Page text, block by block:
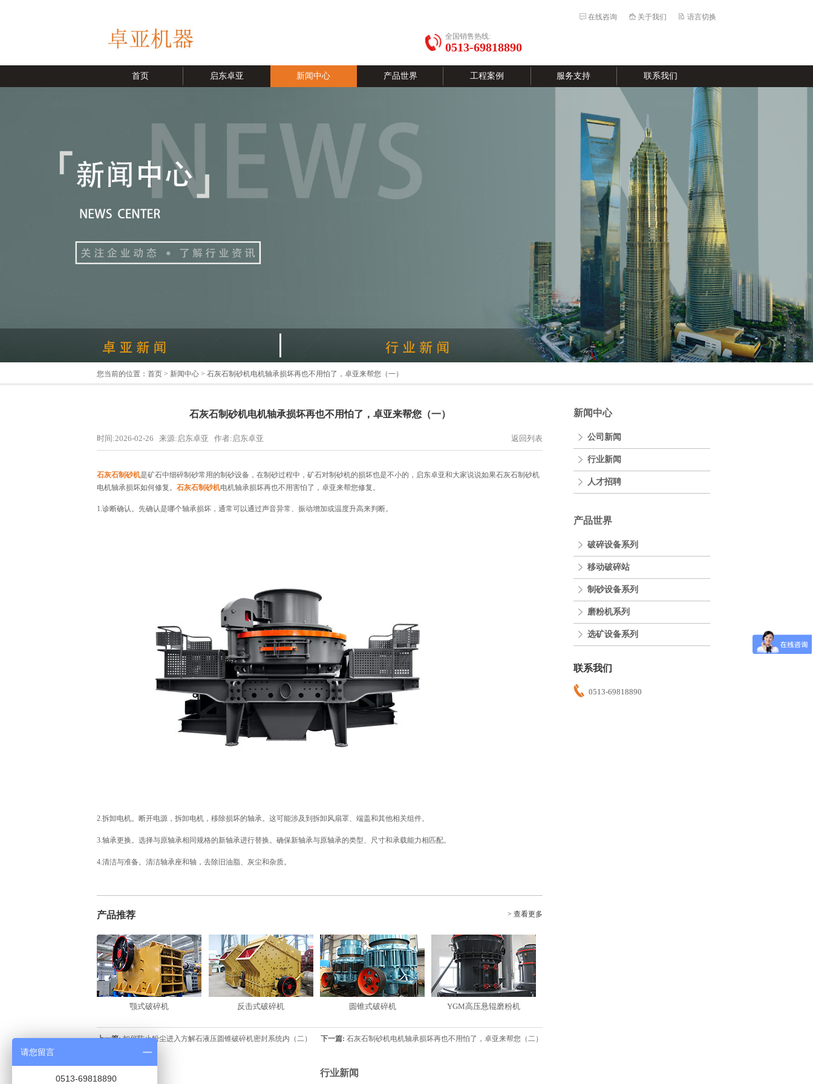
语言切换
关于我们
在线咨询
全国销售热线:
0513-69818890
首页 启东卓亚 新闻中心 产品世界 工程案例 服务支持 联系我们
您当前的位置： 首页 > 新闻中心 > 石灰石制砂机电机轴承损坏再也不用怕了，卓亚来帮您（一）
石灰石制砂机电机轴承损坏再也不用怕了，卓亚来帮您（一）
时间:2026-02-26 来源:启东卓亚 作者:启东卓亚 返回列表
石灰石制砂机是矿石中细碎制砂常用的制砂设备，在制砂过程中，矿石对制砂机的损坏也是不小的，启东卓亚和大家说说如果石灰石制砂机
电机轴承损坏如何修复。 石灰石制砂机电机轴承损坏再也不用害怕了，卓亚来帮您修复。
1.诊断确认。先确认是哪个轴承损坏，通常可以通过声音异常、振动增加或温度升高来判断。
2.拆卸电机。断开电源，拆卸电机，移除损坏的轴承。这可能涉及到拆卸风扇罩、端盖和其他相关组件。
3.轴承更换。选择与原轴承相同规格的新轴承进行替换。确保新轴承与原轴承的类型、尺寸和承载能力相匹配。
4.清洁与准备。清洁轴承座和轴，去除旧油脂、灰尘和杂质。
产品推荐 > 查看更多
颚式破碎机 反击式破碎机 圆锥式破碎机 YGM高压悬辊磨粉机
上一篇: 如何防止粉尘进入方解石液压圆锥破碎机密封系统内（二） 下一篇: 石灰石制砂机电机轴承损坏再也不用怕了，卓亚来帮您（二）
行业新闻
新闻中心
公司新闻
行业新闻
人才招聘
产品世界
破碎设备系列
移动破碎站
制砂设备系列
磨粉机系列
选矿设备系列
联系我们
0513-69818890
请您留言
0513-69818890